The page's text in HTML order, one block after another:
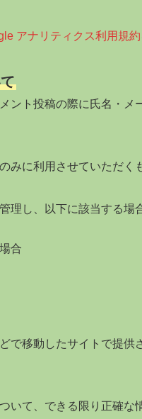
アナリティクス利用規約
ント投稿の際に氏名・
みに利用させていただく
理し、以下に該当する場
合
で移動したサイトで提
いて、できる限り正確